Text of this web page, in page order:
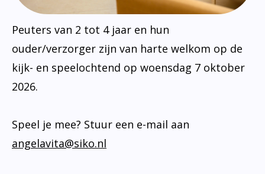
Peuters van 2 tot 4 jaar en hun
ouder/verzorger zijn van harte welkom op de
kijk- en speelochtend op woensdag 7 oktober
2026.
Speel je mee? Stuur een e-mail aan
angelavita@siko.nl